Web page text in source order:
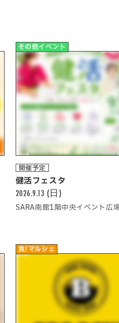
その他イベント
開催予定
健活フェスタ
2026.9.13 (日)
SARA南館1階中央イベント広
食/マルシェ